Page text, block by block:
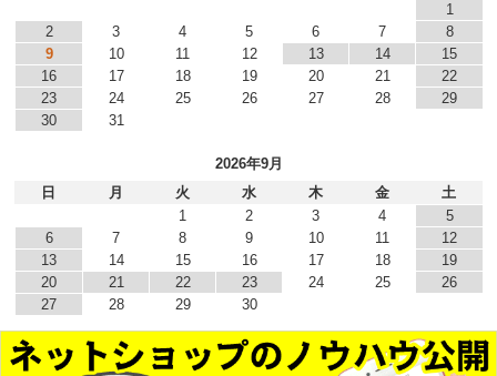
1
2
3 4 5 6 7
8
9
10 11 12 13 14
15
16
17 18 19 20 21
22
23
24 25 26 27 28
29
30
31
2026年9月
日
月 火 水 木 金
土
1
2 3 4
5
6
7 8 9 10 11
12
13
14 15 16 17 18
19
20
21 22 23 24 25
26
27
28 29 30